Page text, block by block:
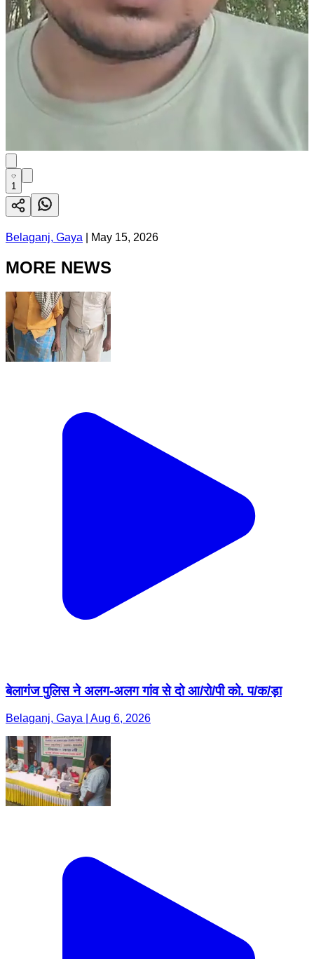
1
Belaganj, Gaya May 15, 2026
MORE NEWS
बेलागंज पुलिस ने अलग-अलग गांव से दो आ/रो/पी को. प/क/ड़ा
Belaganj, Gaya | Aug 6, 2026